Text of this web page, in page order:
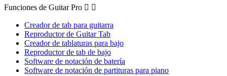
Funciones de Guitar Pro  
Creador de tab para guitarra
Reproductor de Guitar Tab
Creador de tablaturas para bajo
Reproductor de tab de bajo
Software de notación de batería
Software de notación de partituras para piano